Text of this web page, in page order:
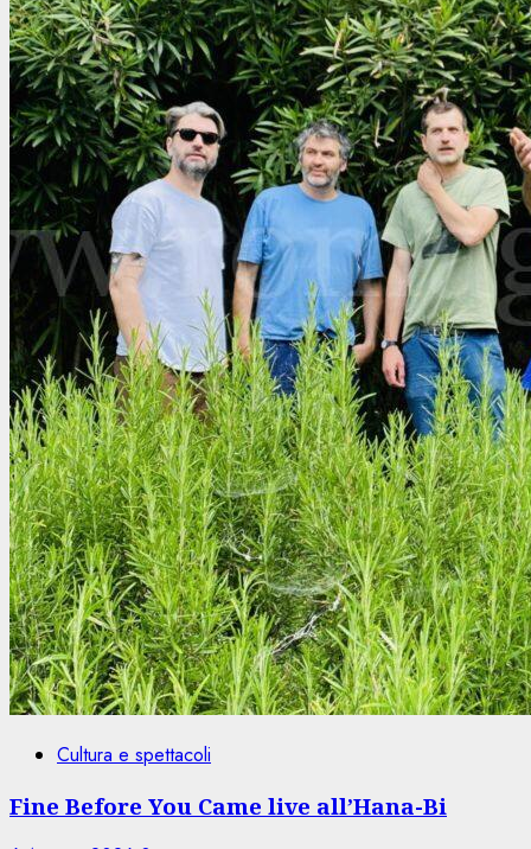
Cultura e spettacoli
Fine Before You Came live all’Hana-Bi